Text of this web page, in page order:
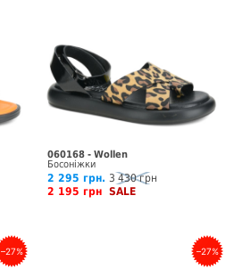
060168 - Wollen
Босоніжки
2 295 грн. 3 430 грн
2 195 грн SALE
–27% –27%